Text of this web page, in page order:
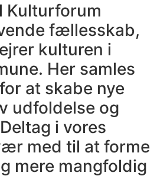
Kulturforum
fællesskab,
kulturen i
Her samles
at skabe nye
udfoldelse og
i vores
med til at forme
mere mangfoldig